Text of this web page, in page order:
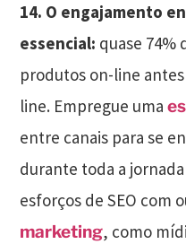
14. O engajamento
essencial: quase 74%
produtos on-line
line. Empregue uma
entre canais para se
durante toda a
esforços de SEO com
marketing, como